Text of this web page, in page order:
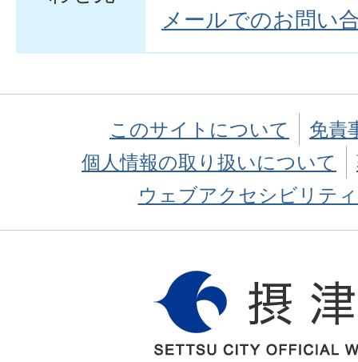
メールでのお問い
このサイトについて
免責
個人情報の取り扱いについて
ウェブアクセシビリテ